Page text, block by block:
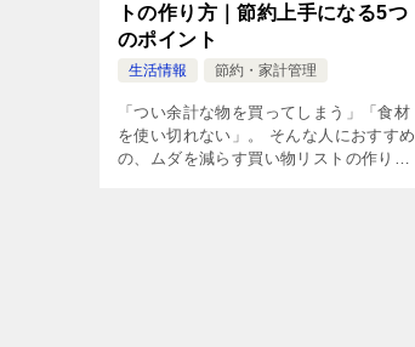
トの作り方｜節約上手になる5つ
のポイント
生活情報 節約・家計管理
「つい余計な物を買ってしまう」「食材
を使い切れない」。 そんな人におすすめ
の、ムダを減らす買い物リストの作り方